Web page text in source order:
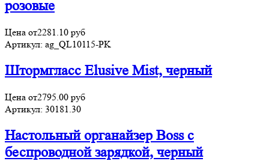
розовые
Цена от2281.10 руб
Артикул: ag_QL10115-PK
Штормгласс Elusive Mist, черный
Цена от2795.00 руб
Артикул: 30181.30
Настольный органайзер Boss c
беспроводной зарядкой, черный